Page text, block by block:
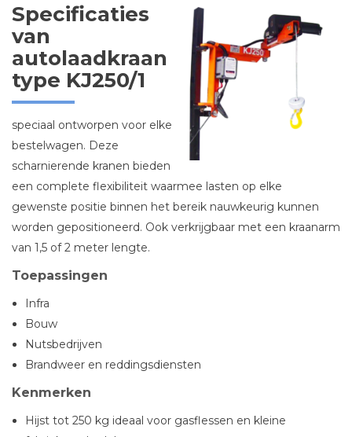
Specificaties
van
autolaadkraan
type KJ250/1
speciaal ontworpen voor elke
bestelwagen. Deze
scharnierende kranen bieden
een complete flexibiliteit waarmee lasten op elke
gewenste positie binnen het bereik nauwkeurig kunnen
worden gepositioneerd. Ook verkrijgbaar met een kraanarm
van 1,5 of 2 meter lengte.
Toepassingen
Infra
Bouw
Nutsbedrijven
Brandweer en reddingsdiensten
Kenmerken
Hijst tot 250 kg ideaal voor gasflessen en kleine